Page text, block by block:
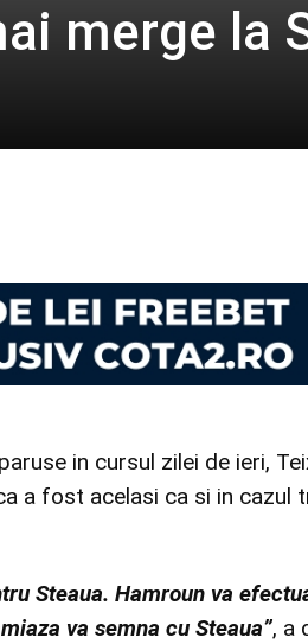
merge la
in cursul zilei de ieri,
a fost acelasi ca si in cazul
Steaua. Hamroun va
va semna cu Steaua”, a